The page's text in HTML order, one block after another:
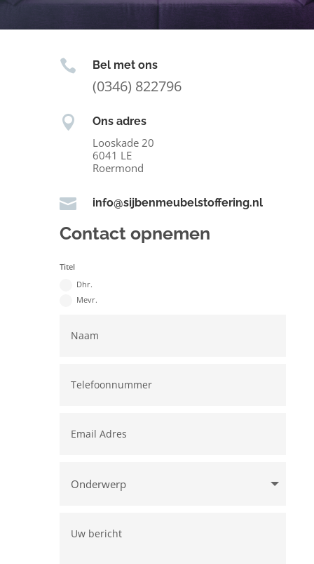
 Bel met ons
(0346) 822796
 Ons adres
Looskade 20
6041 LE
Roermond
 info@sijbenmeubelstoffering.nl
Contact opnemen
Titel
Dhr.
Mevr.